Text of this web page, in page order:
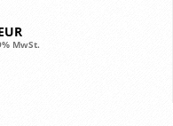
MwSt.